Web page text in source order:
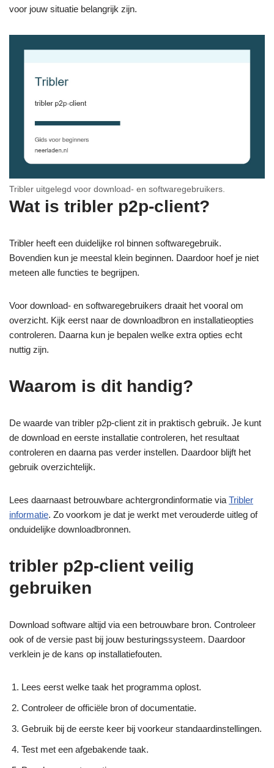
voor jouw situatie belangrijk zijn.
Tribler uitgelegd voor download- en softwaregebruikers.
Wat is tribler p2p-client?
Tribler heeft een duidelijke rol binnen softwaregebruik.
Bovendien kun je meestal klein beginnen. Daardoor hoef je niet
meteen alle functies te begrijpen.
Voor download- en softwaregebruikers draait het vooral om
overzicht. Kijk eerst naar de downloadbron en installatieopties
controleren. Daarna kun je bepalen welke extra opties echt
nuttig zijn.
Waarom is dit handig?
De waarde van tribler p2p-client zit in praktisch gebruik. Je kunt
de download en eerste installatie controleren, het resultaat
controleren en daarna pas verder instellen. Daardoor blijft het
gebruik overzichtelijk.
Lees daarnaast betrouwbare achtergrondinformatie via Tribler
informatie. Zo voorkom je dat je werkt met verouderde uitleg of
onduidelijke downloadbronnen.
tribler p2p-client veilig
gebruiken
Download software altijd via een betrouwbare bron. Controleer
ook of de versie past bij jouw besturingssysteem. Daardoor
verklein je de kans op installatiefouten.
Lees eerst welke taak het programma oplost.
Controleer de officiële bron of documentatie.
Gebruik bij de eerste keer bij voorkeur standaardinstellingen.
Test met een afgebakende taak.